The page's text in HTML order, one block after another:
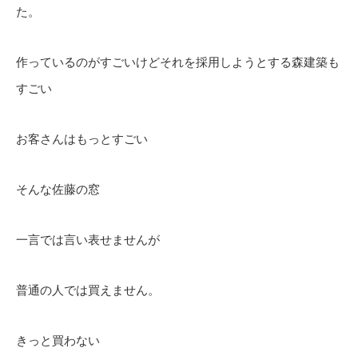
た。
作っているのがすごいけどそれを採用しようとする森建築も
すごい
お客さんはもっとすごい
そんな佐藤の窓
一言では言い表せませんが
普通の人では買えません。
きっと買わない